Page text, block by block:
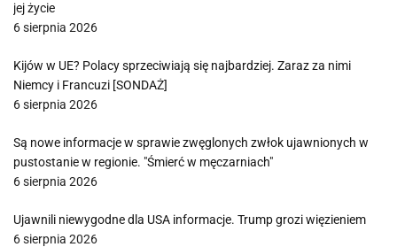
jej życie
6 sierpnia 2026
Kijów w UE? Polacy sprzeciwiają się najbardziej. Zaraz za nimi
Niemcy i Francuzi [SONDAŻ]
6 sierpnia 2026
Są nowe informacje w sprawie zwęglonych zwłok ujawnionych w
pustostanie w regionie. "Śmierć w męczarniach"
6 sierpnia 2026
Ujawnili niewygodne dla USA informacje. Trump grozi więzieniem
6 sierpnia 2026